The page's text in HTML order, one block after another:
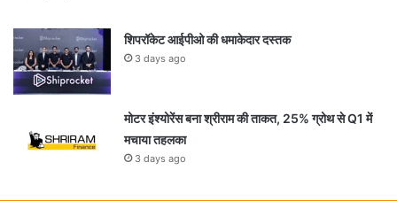
शिपरॉकेट आईपीओ की धमाकेदार दस्तक
3 days ago
मोटर इंश्योरेंस बना श्रीराम की ताकत, 25% ग्रोथ से Q1 में
मचाया तहलका
3 days ago